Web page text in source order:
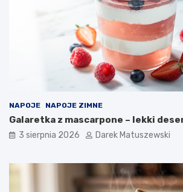
NAPOJE NAPOJE ZIMNE
Galaretka z mascarpone – lekki
3 sierpnia 2026 Darek Matuszewski